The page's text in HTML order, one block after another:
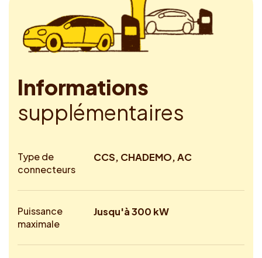
Informations
supplémentaires
Type de
connecteurs
CCS, CHADEMO, AC
Puissance
maximale
Jusqu'à 300 kW